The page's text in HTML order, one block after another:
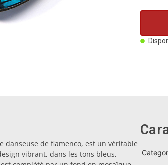
danseuse de flamenco, est un véritable
vibrant, dans les tons bleus,